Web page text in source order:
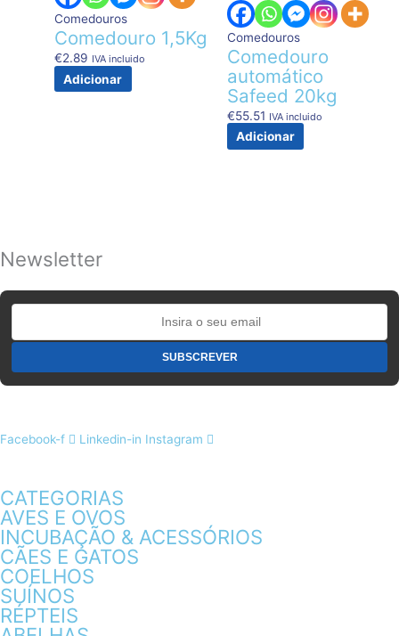
Comedouros
Comedouro 1,5Kg
€2.89 IVA incluido
Adicionar
Comedouros
Comedouro
automático
Safeed 20kg
€55.51 IVA incluido
Adicionar
Newsletter
Facebook-f Linkedin-in Instagram
CATEGORIAS
AVES E OVOS
INCUBAÇÃO & ACESSÓRIOS
CÃES E GATOS
COELHOS
SUÍNOS
RÉPTEIS